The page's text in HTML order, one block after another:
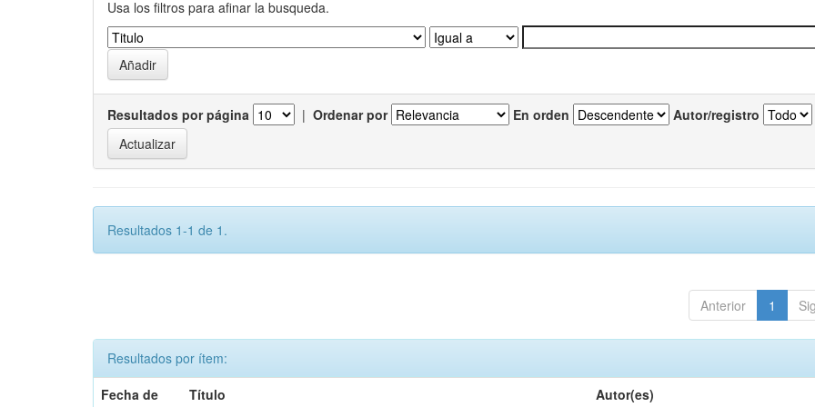
Usa los filtros para afinar la busqueda.
Resultados por página | Ordenar por En orden Autor/registro
Resultados 1-1 de 1.
Anterior 1
Resultados por ítem:
Fecha de
Título Autor(es)